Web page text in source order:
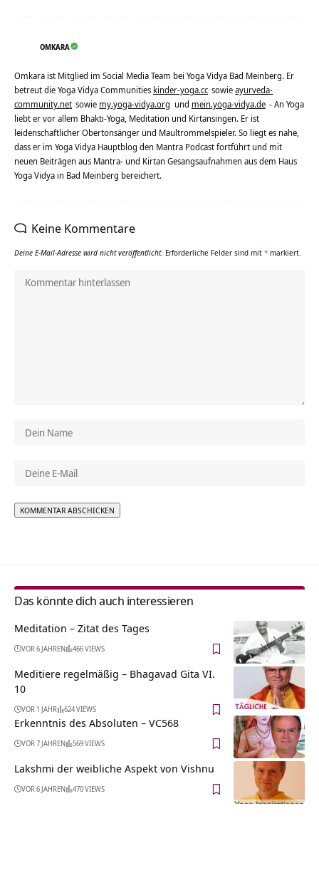
OMKARA
Omkara ist Mitglied im Social Media Team bei Yoga Vidya Bad Meinberg. Er
betreut die Yoga Vidya Communities kinder-yoga.cc sowieayurveda-
community.net sowie my.yoga-vidya.org und mein.yoga-vidya.de - An Yoga
liebt er vor allem Bhakti-Yoga, Meditation und Kirtansingen. Er ist
leidenschaftlicher Obertonsänger und Maultrommelspieler. So liegt es nahe,
dass er im Yoga Vidya Hauptblog den Mantra Podcast fortführt und mit
neuen Beiträgen aus Mantra- und Kirtan Gesangsaufnahmen aus dem Haus
Yoga Vidya in Bad Meinberg bereichert.
Keine Kommentare
Deine E-Mail-Adresse wird nicht veröffentlicht. Erforderliche Felder sind mit * markiert.
Das könnte dich auch interessieren
Meditation – Zitat des Tages
VOR 6 JAHREN 466 VIEWS
Meditiere regelmäßig – Bhagavad Gita VI.
10
VOR 1 JAHR 624 VIEWS
Erkenntnis des Absoluten – VC568
VOR 7 JAHREN 569 VIEWS
Lakshmi der weibliche Aspekt von Vishnu
VOR 6 JAHREN 470 VIEWS